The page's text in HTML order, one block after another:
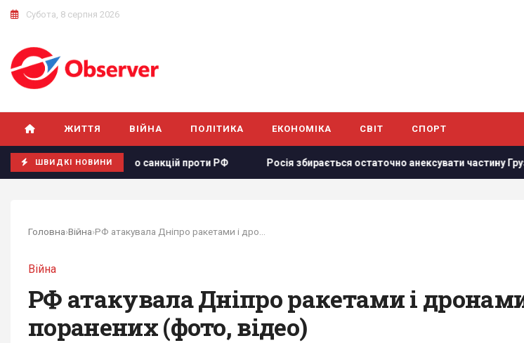
Субота, 8 серпня 2026
ЖИТТЯ ВІЙНА ПОЛІТИКА ЕКОНОМІКА СВІТ СПОРТ
ШВИДКІ НОВИНИ
санкцій проти РФ Росія збирається остаточно анексувати частину Грузії, - країни НАТО
Головна›Війна›
Війна
РФ атакувала Дніпро ракетами і
поранених (фото, відео)